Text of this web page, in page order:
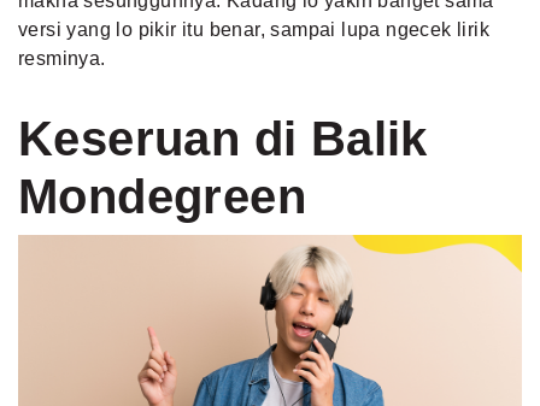
versi yang lo pikir itu benar, sampai lupa ngecek lirik
resminya.
Keseruan di Balik
Mondegreen